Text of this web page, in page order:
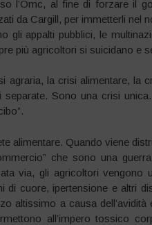
l’Omc, al fine di forzare il
da Cargill, per immetterli nel
gli appalti pubblici, le
più agricoltori si suicidano e
agraria, la crisi alimentare, la
separate. Sono una crisi
alimentare. Quando viene
che sono una
via, gli agricoltori
di cuore, ipertensione e altri
altissimo a causa
all’impero tossico